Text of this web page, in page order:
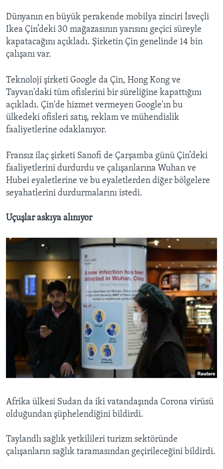
Dünyanın en büyük perakende mobilya zinciri İsveçli
Ikea Çin’deki 30 mağazasının yarısını geçici süreyle
kapatacağını açıkladı. Şirketin Çin genelinde 14 bin
çalışanı var.
Teknoloji şirketi Google da Çin, Hong Kong ve
Tayvan'daki tüm ofislerini bir süreliğine kapattığını
açıkladı. Çin'de hizmet vermeyen Google'ın bu
ülkedeki ofisleri satış, reklam ve mühendislik
faaliyetlerine odaklanıyor.
Fransız ilaç şirketi Sanofi de Çarşamba günü Çin’deki
faaliyetlerini durdurdu ve çalışanlarına Wuhan ve
Hubei eyaletlerine ve bu eyaletlerden diğer bölgelere
seyahatlerini durdurmalarını istedi.
Uçuşlar askıya alınıyor
Afrika ülkesi Sudan da iki vatandaşında Corona virüsü
olduğundan şüphelendiğini bildirdi.
Taylandlı sağlık yetkilileri turizm sektöründe
çalışanların sağlık taramasından geçirileceğini bildirdi.